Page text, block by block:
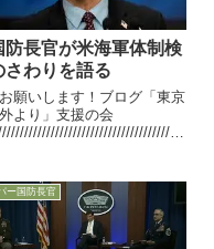
防長官が米海軍体制検
さわりを語る
願いします！ブログ「東京
より」支援の会
空母2隻削減案...
ー国防長官